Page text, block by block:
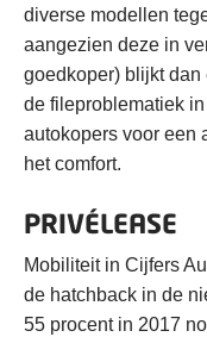
diverse modellen
aangezien deze in
goedkoper) blijkt
de fileproblematiek
autokopers voor een
het comfort.
PRIVÉLEASE
Mobiliteit in Cijfers
de hatchback in de
55 procent in 2017